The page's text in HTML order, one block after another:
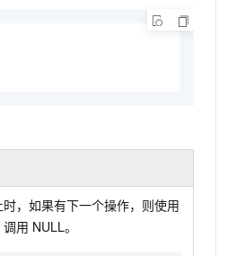
，如果有下一个操作，则使用
用 NULL。